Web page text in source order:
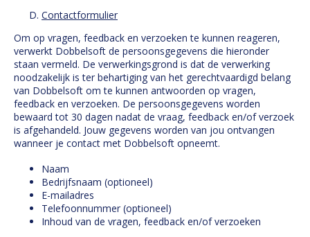
Contactformulier
Om op vragen, feedback en verzoeken te kunnen reageren,
verwerkt Dobbelsoft de persoonsgegevens die hieronder
staan vermeld. De verwerkingsgrond is dat de verwerking
noodzakelijk is ter behartiging van het gerechtvaardigd belang
van Dobbelsoft om te kunnen antwoorden op vragen,
feedback en verzoeken. De persoonsgegevens worden
bewaard tot 30 dagen nadat de vraag, feedback en/of verzoek
is afgehandeld. Jouw gegevens worden van jou ontvangen
wanneer je contact met Dobbelsoft opneemt.
Naam
Bedrijfsnaam (optioneel)
E-mailadres
Telefoonnummer (optioneel)
Inhoud van de vragen, feedback en/of verzoeken